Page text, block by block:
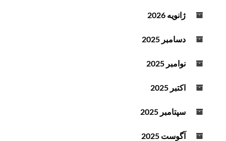
ژانویه 2026
دسامبر 2025
نوامبر 2025
اکتبر 2025
سپتامبر 2025
آگوست 2025